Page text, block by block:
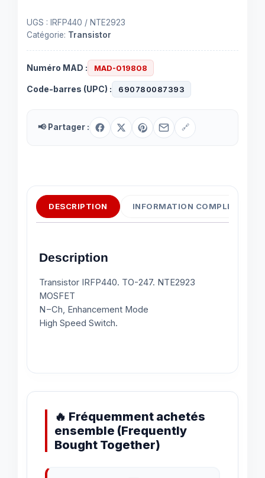
UGS : IRFP440 / NTE2923
Catégorie: Transistor
Numéro MAD : MAD-019808
Code-barres (UPC) : 690780087393
📢 Partager : 🔗
DESCRIPTION INFORMATION
Description
Transistor IRFP440. TO-247. NTE2923
MOSFET
N−Ch, Enhancement Mode
High Speed Switch.
🔥 Fréquemment achetés
ensemble (Frequently
Bought Together)